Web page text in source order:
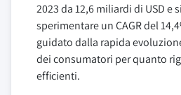
2023 da 12,6 miliardi di USD e
sperimentare un CAGR del
guidato dalla rapida
dei consumatori per quanto
efficienti.